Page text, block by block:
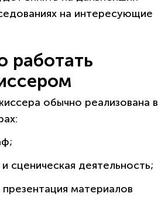
на интересующие
работать
обычно реализована в
сценическая деятельность;
материалов